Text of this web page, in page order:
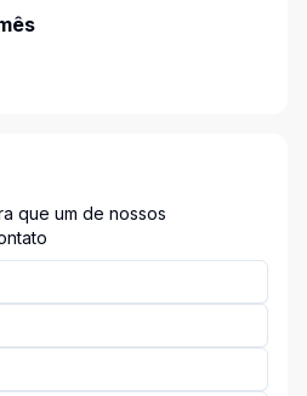
que um de nossos